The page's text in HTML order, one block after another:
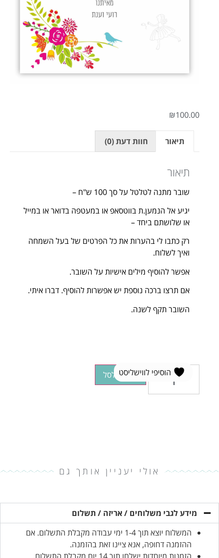
₪100.00
תיאור חוות דעת (0)
תיאור
שובר מתנה לטלטל על סך 100 ש"ח –
יגיע אל הנמען.ת בווטסאפ או במעטפה בדואר או במייל
או שלושתם ביחד –
רק כתבו לי בהערות את כל הפרטים של בעל השמחה
ואיך לשלוח.
אפשר להוסיף מילים אישיות על השובר.
אם תרצו ברכה נוספת יש אפשרות להוסיף. דברו איתי.
השובר תקף לשנה.
הוספה לסל
הוסיפי לווישליסט
אולי יעניין אותך גם
מידע לגבי משלוחים / אריזה / תשלום
המשלוח יוצא תוך 1-4 ימי עבודה מקבלת התשלום. אם
ההזמנה דחופה, אנא ציינו זאת בהזמנה.